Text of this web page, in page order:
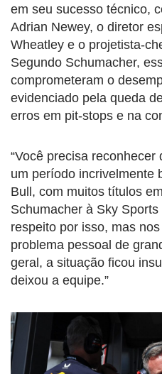
em seu sucesso técnico,
Adrian Newey, o diretor
Wheatley e o projetista-
Segundo Schumacher,
comprometeram o
evidenciado pela queda
erros em pit-stops e na
“Você precisa
um período incrivelmente
Bull, com muitos títulos
Schumacher à Sky Sports
respeito por isso, mas
problema pessoal de
geral, a situação ficou
deixou a equipe.”